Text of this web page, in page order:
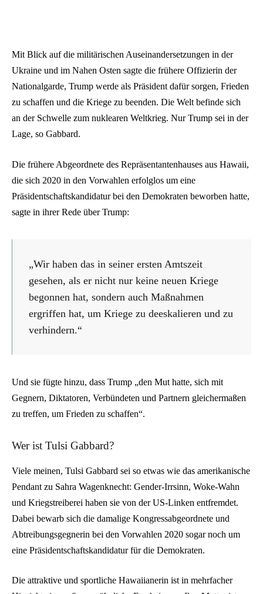
Mit Blick auf die militärischen Auseinandersetzungen in der
Ukraine und im Nahen Osten sagte die frühere Offizierin der
Nationalgarde, Trump werde als Präsident dafür sorgen, Frieden
zu schaffen und die Kriege zu beenden. Die Welt befinde sich
an der Schwelle zum nuklearen Weltkrieg. Nur Trump sei in der
Lage, so Gabbard.
Die frühere Abgeordnete des Repräsentantenhauses aus Hawaii,
die sich 2020 in den Vorwahlen erfolglos um eine
Präsidentschaftskandidatur bei den Demokraten beworben hatte,
sagte in ihrer Rede über Trump:
„Wir haben das in seiner ersten Amtszeit
gesehen, als er nicht nur keine neuen Kriege
begonnen hat, sondern auch Maßnahmen
ergriffen hat, um Kriege zu deeskalieren und zu
verhindern.“
Und sie fügte hinzu, dass Trump „den Mut hatte, sich mit
Gegnern, Diktatoren, Verbündeten und Partnern gleichermaßen
zu treffen, um Frieden zu schaffen“.
Wer ist Tulsi Gabbard?
Viele meinen, Tulsi Gabbard sei so etwas wie das amerikanische
Pendant zu Sahra Wagenknecht: Gender-Irrsinn, Woke-Wahn
und Kriegstreiberei haben sie von der US-Linken entfremdet.
Dabei bewarb sich die damalige Kongressabgeordnete und
Abtreibungsgegnerin bei den Vorwahlen 2020 sogar noch um
eine Präsidentschaftskandidatur für die Demokraten.
Die attraktive und sportliche Hawaiianerin ist in mehrfacher